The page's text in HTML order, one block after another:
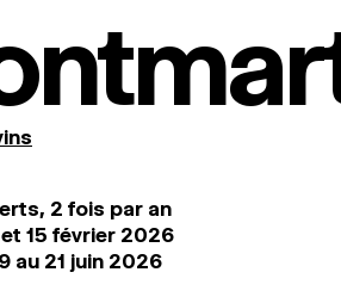
2 fois par an
et 15 février 2026
au 21 juin 2026